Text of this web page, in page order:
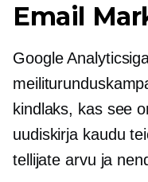
Email
Google
kindlaks, kas see
uudiskirja kaudu
tellijate arvu ja